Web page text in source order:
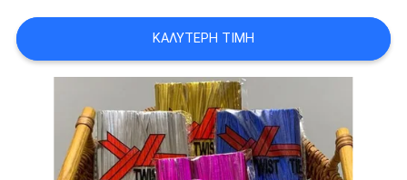
ΠΡΟΣΦΟΡΆ
SITEMAP
ΠΟΛΙΤΙΚΉ
ΑΠΟΡΡΉΤΟΥ
ΚΑΛΎΤΕΡΗ ΤΙΜΉ